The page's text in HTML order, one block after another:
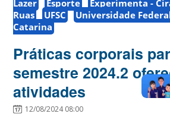
Lazer Esporte
Experimenta -
Ruas
UFSC
Universidade
Catarina
Práticas corporais
semestre 2024.2
atividades
12/08/2024 08:00